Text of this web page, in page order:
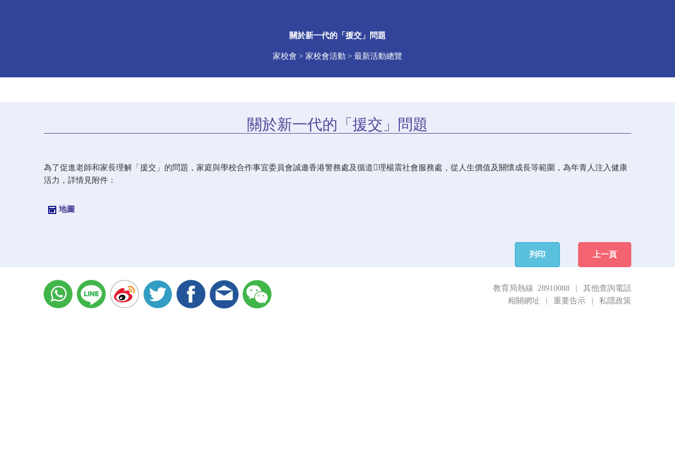
關於新一代的「援交」問題
家校會 > 家校會活動 > 最新活動總覽
關於新一代的「援交」問題
為了促進老師和家長理解「援交」的問題，家庭與學校合作事宜委員會誠邀香港警務處及循道理楊震社會服務處，從人生價值及關懷成長等範圍，為年青人注入健康
活力，詳情見附件：
地圖
列印 上一頁
教育局熱線 28910088 | 其他查詢電話
相關網址 | 重要告示 | 私隱政策